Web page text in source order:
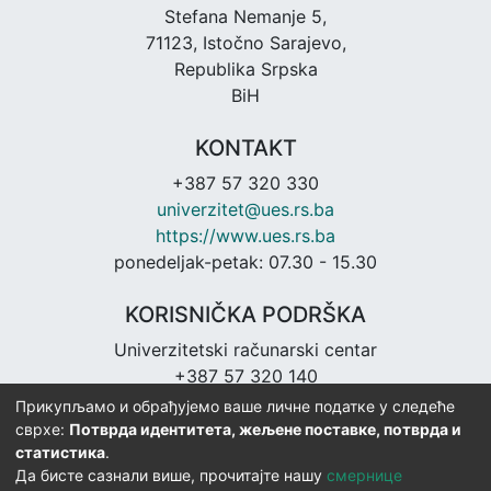
Stefana Nemanje 5,
71123, Istočno Sarajevo,
Republika Srpska
BiH
KONTAKT
+387 57 320 330
univerzitet@ues.rs.ba
https://www.ues.rs.ba
ponedeljak-petak: 07.30 - 15.30
KORISNIČKA PODRŠKA
Univerzitetski računarski centar
+387 57 320 140
urc@ues.rs.ba
https://urc.ues.rs.ba
Прикупљамо и обрађујемо ваше личне податке у следеће
сврхе: Потврда идентитета, жељене поставке, потврда и
статистика.
Да бисте сазнали више, прочитајте нашу смернице